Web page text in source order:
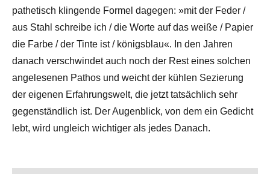
pathetisch klingende Formel dagegen: »mit der Feder /
aus Stahl schreibe ich / die Worte auf das weiße / Papier
die Farbe / der Tinte ist / königsblau«. In den Jahren
danach verschwindet auch noch der Rest eines solchen
angelesenen Pathos und weicht der kühlen Sezierung
der eigenen Erfahrungswelt, die jetzt tatsächlich sehr
gegenständlich ist. Der Augenblick, von dem ein Gedicht
lebt, wird ungleich wichtiger als jedes Danach.